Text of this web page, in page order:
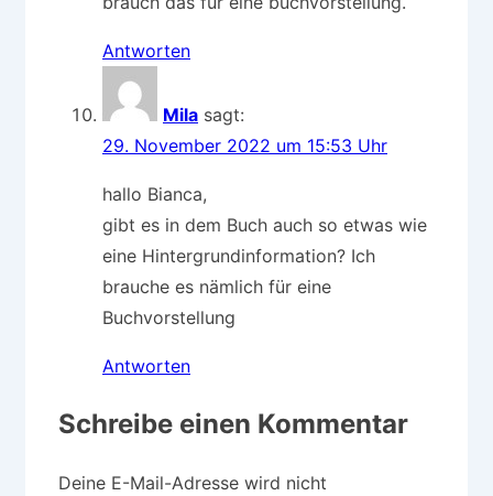
Antworten
Mila sagt:
29. November 2022 um 15:53 Uhr
hallo Bianca,
gibt es in dem Buch auch so etwas wie
eine Hintergrundinformation? Ich
brauche es nämlich für eine
Buchvorstellung
Antworten
Schreibe einen Kommentar
Deine E-Mail-Adresse wird nicht